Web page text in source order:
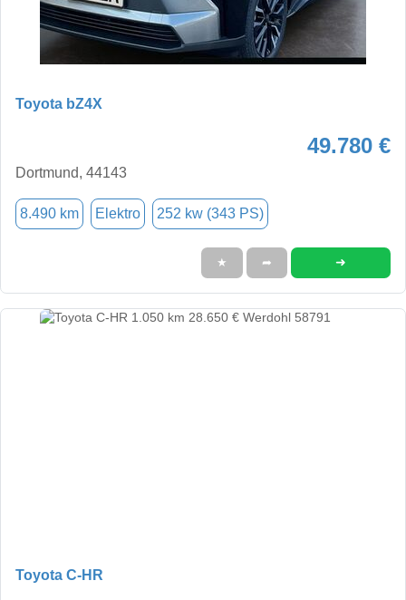
Toyota bZ4X
49.780 €
Dortmund, 44143
8.490 km Elektro 252 kw (343 PS)
★ ➦ ➜
Toyota C-HR